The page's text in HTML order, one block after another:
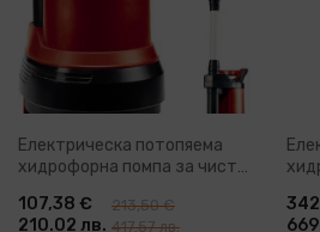
Електрическа потопяема
хидрофорна помпа за чиста
A, 550 W, 20 м, 5500 л/ч
107,38 €
210.02 лв.
213,50 €
417.57 лв.